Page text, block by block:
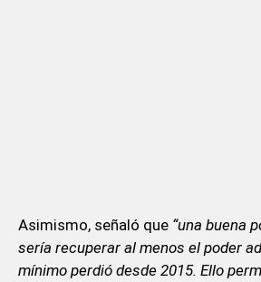
Asimismo, señaló que “una buena
sería recuperar al menos el poder
mínimo perdió desde 2015. Ello